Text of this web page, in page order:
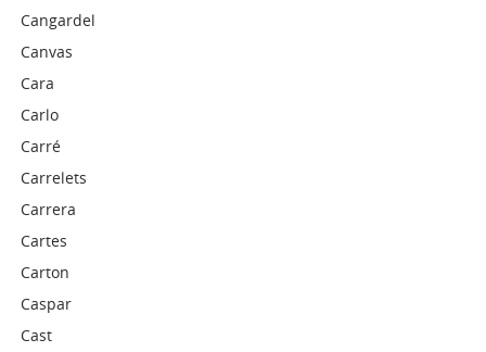
Cangardel
Canvas
Cara
Carlo
Carré
Carrelets
Carrera
Cartes
Carton
Caspar
Cast